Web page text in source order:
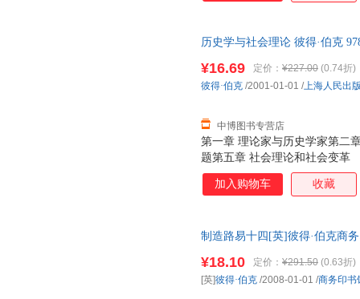
历史学与社会理论 彼得·伯克
第一章 理论家与历史学家第二
题第五章 社会理论和社会变革
¥16.69 定价： ¥227.00 (0.74折)
中博图书专营店
彼得·伯克 /2001-01-01 /上海人民出
加入购物车 收藏
制造路易十四[英]彼得·伯克商
¥18.10 定价： ¥291.50 (0.63折)
[英]彼得·伯克 /2008-01-01 /商务印书